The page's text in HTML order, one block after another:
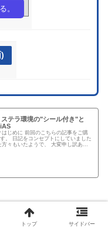
。
ステラ環境の"シール付き"と
じめに 前回のこちらの記事をご購
。 日記をコンセプトにしていました
々もいたようで、 大変申し訳あり
トップ サイドバー